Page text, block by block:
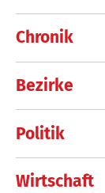
Chronik
Bezirke
Politik
Wirtschaft